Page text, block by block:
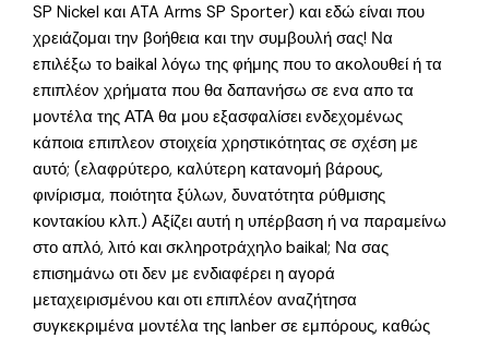
SP Nickel και ATA Arms SP Sporter) και εδώ είναι που
χρειάζομαι την βοήθεια και την συμβουλή σας! Να
επιλέξω το baikal λόγω της φήμης που το ακολουθεί ή τα
επιπλέον χρήματα που θα δαπανήσω σε ενα απο τα
μοντέλα της ΑΤΑ θα μου εξασφαλίσει ενδεχομένως
κάποια επιπλεον στοιχεία χρηστικότητας σε σχέση με
αυτό; (ελαφρύτερο, καλύτερη κατανομή βάρους,
φινίρισμα, ποιότητα ξύλων, δυνατότητα ρύθμισης
κοντακίου κλπ.) Αξίζει αυτή η υπέρβαση ή να παραμείνω
στο απλό, λιτό και σκληροτράχηλο baikal; Να σας
επισημάνω οτι δεν με ενδιαφέρει η αγορά
μεταχειρισμένου και οτι επιπλέον αναζήτησα
συγκεκριμένα μοντέλα της lanber σε εμπόρους, καθώς